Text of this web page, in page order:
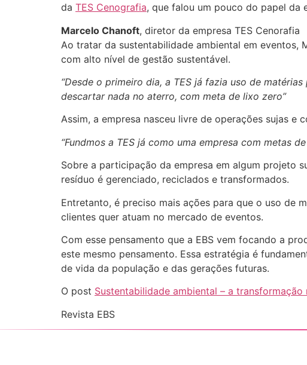
da TES Cenografia, que falou um pouco do papel da
Marcelo Chanoft, diretor da empresa TES Cenorafia
Ao tratar da sustentabilidade ambiental em eventos,
com alto nível de gestão sustentável.
“Desde o primeiro dia, a TES já fazia uso de
descartar nada no aterro, com meta de lixo zero”
Assim, a empresa nasceu livre de operações sujas
“Fundmos a TES já como uma empresa com metas
Sobre a participação da empresa em algum projeto
resíduo é gerenciado, reciclados e transformados.
Entretanto, é preciso mais ações para que o uso de
clientes quer atuam no mercado de eventos.
Com esse pensamento que a EBS vem focando a
este mesmo pensamento. Essa estratégia é
de vida da população e das gerações futuras.
O post Sustentabilidade ambiental – a
Revista EBS